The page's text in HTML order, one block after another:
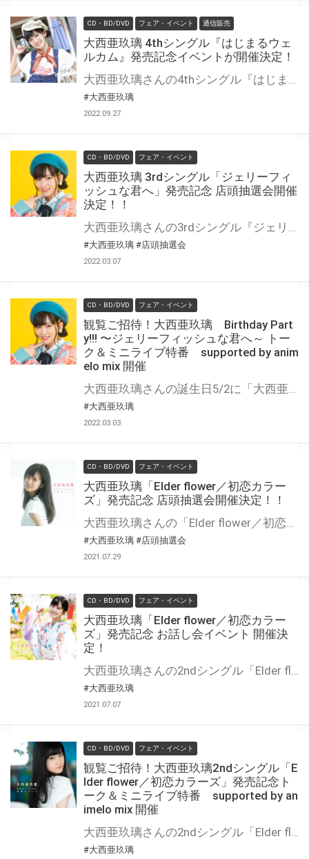
CD・BD/DVD フェア・イベント 通信販売
大西亜玖璃 4thシングル『はじまるウェ
ルカム』発売記念イベントが開催決定！
大西亜玖璃さんの4thシングル『はじまるウェルカム』の発売を記念して、 《あぐぽんクリスマスパーティ!!! ～はじまるウェルカム～》の開催が決定！！ 対象商品をご購入いただいた方の中から、抽選でイベントにご招待いたします。 奮ってご応募ください！
#大西亜玖璃
2022.09.27
CD・BD/DVD フェア・イベント
大西亜玖璃 3rdシングル「ジェリーフィ
ッシュな君へ」発売記念 店頭抽選会開催
決定！！
大西亜玖璃さんの3rdシングル『ジェリーフィッシュな君へ』の発売を記念して、店頭抽選会の開催が決定しました！ この機会でないと手に入らない、超レアな豪華景品が当たる抽選会になります！ 是非、ご参加ください！
#大西亜玖璃 #店頭抽選会
2022.03.07
CD・BD/DVD フェア・イベント
観覧ご招待！大西亜玖璃 Birthday Part
y!!! 〜ジェリーフィッシュな君へ～ トー
ク＆ミニライブ特番 supported by anim
elo mix 開催
大西亜玖璃さんの誕生日5/2に「大西亜玖璃 Birthday Party!!! ～ジェリーフィッシュな君へ～ トーク＆ミニライブ特番 supported by animelo mix」が決定!! 対象店舗で「ジェリーフィッシュな君へ」を全額内金にてご予約/ご購入いただいたお客様の中から抽選で配信会場にご招待いたします！ ※会場ではスタッフ、お客様含め、入場時の消毒、体温の計測、マスク着用の徹底、換気など万全の新型コロナウィルス対策を実施したうえで開催いたします。 また状況によっては、ご招待自体を中止させていただく可能性もございます。 以下注意事項及び、＜本イベントに関しての重要なお知らせ＞を必ずご確認いただき、ご了承いただいた上でご応募をお願いできればと思います。
#大西亜玖璃
2022.03.03
CD・BD/DVD フェア・イベント
大西亜玖璃「Elder flower／初恋カラー
ズ」発売記念 店頭抽選会開催決定！！
大西亜玖璃さんの「Elder flower／初恋カラーズ」の発売を記念して、店頭抽選会の開催が決定しました！ この機会でないと手に入らない、超レアな豪華景品が当たる抽選会になります！ 是非、この機会にご参加ください！
#大西亜玖璃 #店頭抽選会
2021.07.29
CD・BD/DVD フェア・イベント
大西亜玖璃「Elder flower／初恋カラー
ズ」発売記念 お話し会イベント 開催決
定！
大西亜玖璃さんの2ndシングル「Elder flower／初恋カラーズ」の発売を記念して、 「お話し会イベント」の開催が決定いたしました！ 対象商品を全額内金にてご予約/ご購入いただいた方に「シリアル付応募用紙」を1枚差し上げます。 ご応募いただいた方のから抽選でイベントにご招待いたします。 奮ってご応募ください！
#大西亜玖璃
2021.07.07
CD・BD/DVD フェア・イベント
観覧ご招待！大西亜玖璃2ndシングル「E
lder flower／初恋カラーズ」発売記念ト
ーク＆ミニライブ特番 supported by an
imelo mix 開催
大西亜玖璃さんの2ndシングル「Elder flower／初恋カラーズ」の発売を記念して、 トーク&ミニライブ特番が決定！さらに、対象店舗で「Elder flower／初恋カラーズ」を全額内金にてご予約いただいたお客様の中から抽選で60名様を配信会場にご招待いたします！ ※会場ではスタッフ、お客様含め、入場時の消毒、体温の計測、マスク着用の徹底、換気など万全の新型コロナウィルス対策を実施したうえで開催いたします。 また状況によっては、ご招待自体を中止させていただく可能性もございます。 以下注意事項及び、＜本イベントに関しての重要なお知らせ＞を必ずご確認いただき、ご了承いただいた上でご応募をお願いできればと思います。
#大西亜玖璃